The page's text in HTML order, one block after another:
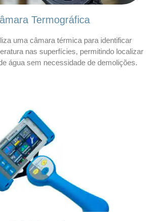
Termográfica
uma câmara térmica para identificar
nas superfícies, permitindo localizar
água sem necessidade de demolições.